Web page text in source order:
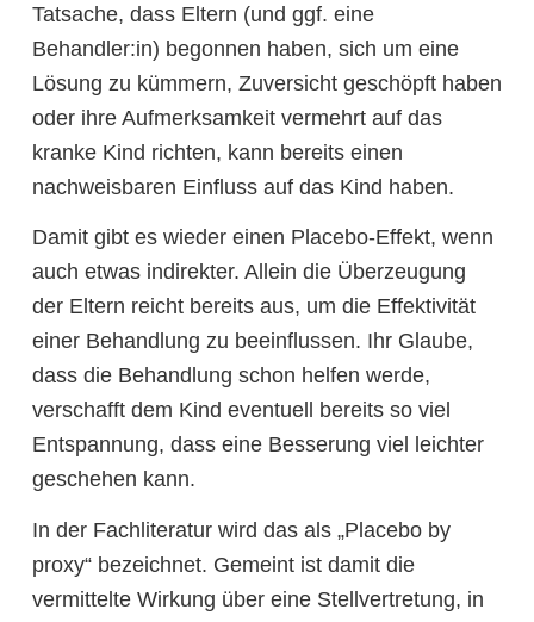
Tatsache, dass Eltern (und ggf. eine
Behandler:in) begonnen haben, sich um eine
Lösung zu kümmern, Zuversicht geschöpft haben
oder ihre Aufmerksamkeit vermehrt auf das
kranke Kind richten, kann bereits einen
nachweisbaren Einfluss auf das Kind haben.
Damit gibt es wieder einen Placebo-Effekt, wenn
auch etwas indirekter. Allein die Überzeugung
der Eltern reicht bereits aus, um die Effektivität
einer Behandlung zu beeinflussen. Ihr Glaube,
dass die Behandlung schon helfen werde,
verschafft dem Kind eventuell bereits so viel
Entspannung, dass eine Besserung viel leichter
geschehen kann.
In der Fachliteratur wird das als „Placebo by
proxy“ bezeichnet. Gemeint ist damit die
vermittelte Wirkung über eine Stellvertretung, in